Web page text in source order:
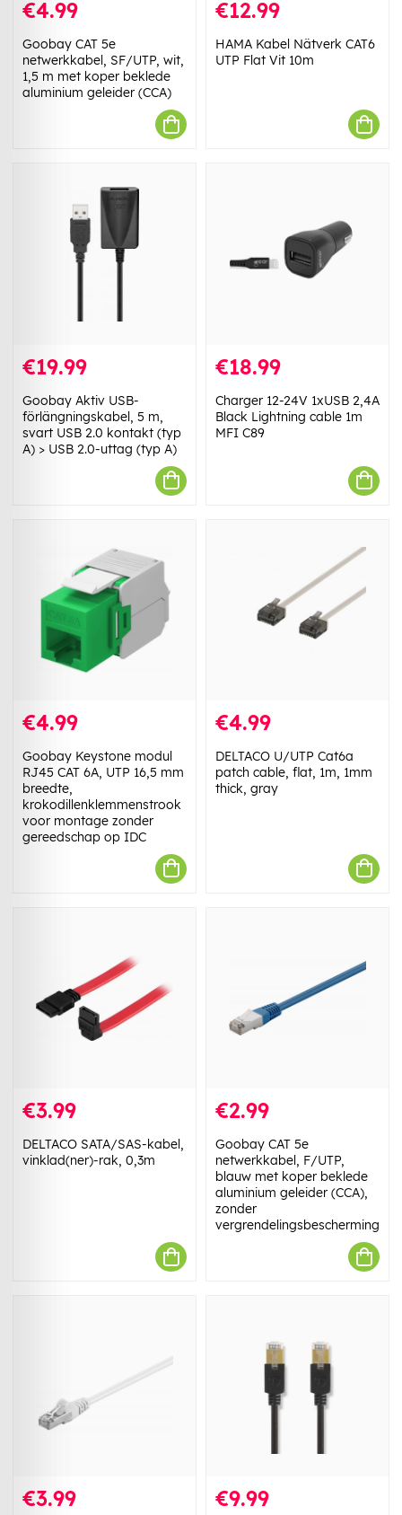
€4.99
Goobay CAT 5e
netwerkkabel, SF/UTP, wit,
1,5 m met koper beklede
aluminium geleider (CCA)
€12.99
HAMA Kabel Nätverk CAT6
UTP Flat Vit 10m
€19.99
Goobay Aktiv USB-
förlängningskabel, 5 m,
svart USB 2.0 kontakt (typ
A) > USB 2.0-uttag (typ A)
€18.99
Charger 12-24V 1xUSB 2,4A
Black Lightning cable 1m
MFI C89
€4.99
Goobay Keystone modul
RJ45 CAT 6A, UTP 16,5 mm
breedte,
krokodillenklemmenstrook
voor montage zonder
gereedschap op IDC
€4.99
DELTACO U/UTP Cat6a
patch cable, flat, 1m, 1mm
thick, gray
€3.99
DELTACO SATA/SAS-kabel,
vinklad(ner)-rak, 0,3m
€2.99
Goobay CAT 5e
netwerkkabel, F/UTP,
blauw met koper beklede
aluminium geleider (CCA),
zonder
vergrendelingsbescherming
€3.99 €9.99